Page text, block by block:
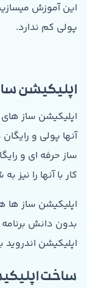
این آموزش
پولی کم ندارد.
اپلیکیشن
اپلیکیشن ساز
آنها پولی و
ساز حرفه ای و
کار با آنها را نیز
اپلیکیشن ساز ها
بدون دانش
اپلیکیشن
ساخت